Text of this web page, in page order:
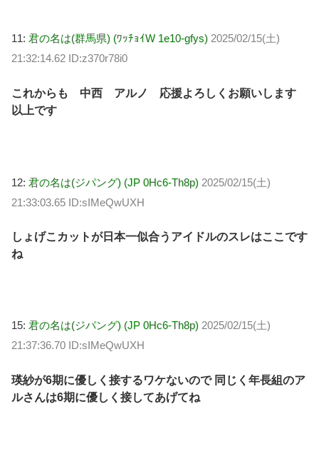
11: 君の名は(群馬県) (ﾜｯﾁｮｲW 1e10-gfys) 2025/02/15(土)
21:32:14.62 ID:z370r78i0
これからも 中西 アルノ 応援よろしくお願いします
以上です
12: 君の名は(ジパング) (JP 0Hc6-Th8p) 2025/02/15(土)
21:33:03.65 ID:sIMeQwUXH
しょげこカットが日本一似合うアイドルのスレはここです
ね
15: 君の名は(ジパング) (JP 0Hc6-Th8p) 2025/02/15(土)
21:37:36.70 ID:sIMeQwUXH
瑛紗が6期に優しく接するワケないので 同じく年長組のア
ルさんは6期に優しく接してあげてね